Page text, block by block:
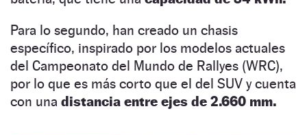
Para lo segundo, han creado un chasis
específico, inspirado por los modelos actuales
del Campeonato del Mundo de Rallyes (WRC),
por lo que es más corto que el del SUV y cuenta
con una distancia entre ejes de 2.660 mm.